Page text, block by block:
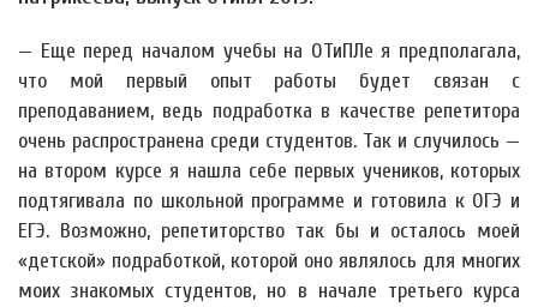
— Еще перед началом учебы на ОТиПЛе я предполагала,
что мой первый опыт работы будет связан с
преподаванием, ведь подработка в качестве репетитора
очень распространена среди студентов. Так и случилось —
на втором курсе я нашла себе первых учеников, которых
подтягивала по школьной программе и готовила к ОГЭ и
ЕГЭ. Возможно, репетиторство так бы и осталось моей
«детской» подработкой, которой оно являлось для многих
моих знакомых студентов, но в начале третьего курса